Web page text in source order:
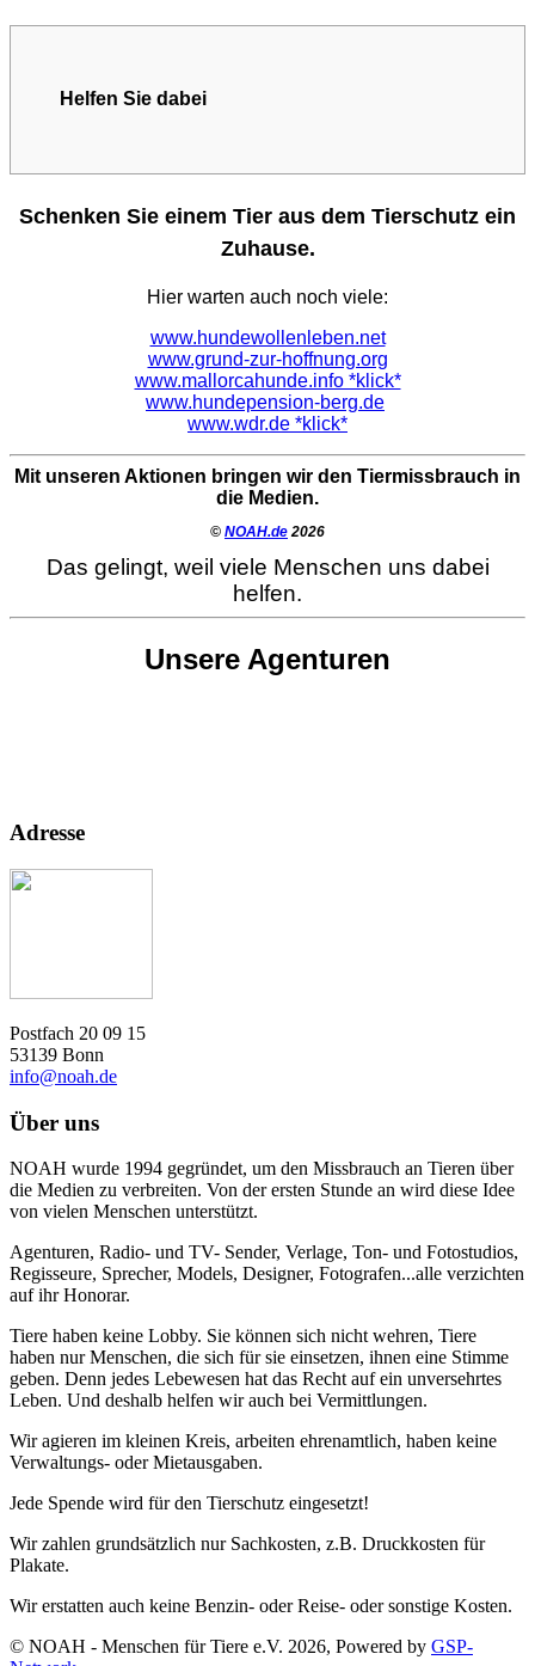
Helfen Sie dabei
Schenken Sie einem Tier aus dem Tierschutz ein
Zuhause.
Hier warten auch noch viele:
www.hundewollenleben.net
www.grund-zur-hoffnung.org
www.mallorcahunde.info *klick*
www.hundepension-berg.de
www.wdr.de *klick*
Mit unseren Aktionen bringen wir den Tiermissbrauch in
die Medien.
© NOAH.de 2026
Das gelingt, weil viele Menschen uns dabei
helfen.
Unsere Agenturen
Adresse
Postfach 20 09 15
53139 Bonn
info@noah.de
Über uns
NOAH wurde 1994 gegründet, um den Missbrauch an Tieren über
die Medien zu verbreiten. Von der ersten Stunde an wird diese Idee
von vielen Menschen unterstützt.
Agenturen, Radio- und TV- Sender, Verlage, Ton- und Fotostudios,
Regisseure, Sprecher, Models, Designer, Fotografen...alle verzichten
auf ihr Honorar.
Tiere haben keine Lobby. Sie können sich nicht wehren, Tiere
haben nur Menschen, die sich für sie einsetzen, ihnen eine Stimme
geben. Denn jedes Lebewesen hat das Recht auf ein unversehrtes
Leben. Und deshalb helfen wir auch bei Vermittlungen.
Wir agieren im kleinen Kreis, arbeiten ehrenamtlich, haben keine
Verwaltungs- oder Mietausgaben.
Jede Spende wird für den Tierschutz eingesetzt!
Wir zahlen grundsätzlich nur Sachkosten, z.B. Druckkosten für
Plakate.
Wir erstatten auch keine Benzin- oder Reise- oder sonstige Kosten.
© NOAH - Menschen für Tiere e.V. 2026, Powered by GSP-